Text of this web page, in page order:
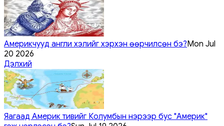
Америкчууд англи хэлийг хэрхэн өөрчилсөн бэ?Mon Jul
20 2026
Дэлхий
Яагаад Америк тивийг Колумбын нэрээр бус "Америк"